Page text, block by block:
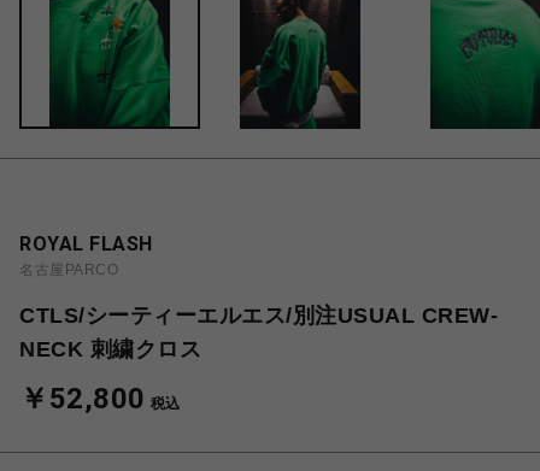
ROYAL FLASH
名古屋PARCO
CTLS/シーティーエルエス/別注USUAL CREW-
NECK 刺繍クロス
￥52,800 税込